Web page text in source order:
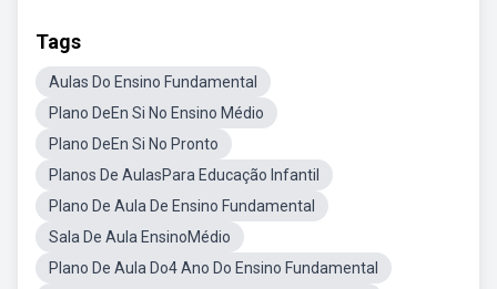
Tags
Aulas Do Ensino Fundamental
Plano DeEn Si No Ensino Médio
Plano DeEn Si No Pronto
Planos De AulasPara Educação Infantil
Plano De Aula De Ensino Fundamental
Sala De Aula EnsinoMédio
Plano De Aula Do4 Ano Do Ensino Fundamental